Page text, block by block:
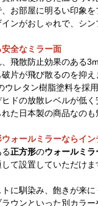
お部屋に明るい印象を
ンがおしゃれで、シン
全なミラー面
飛散防止効果のある
片が飛び散るのを抑え
レタン樹脂塗料を採用
ドの放散レベルが低く
た日本製の商品なのも
ォールミラーならイ
正方形のウォールミラ
て設置していただけ
に馴染み、飽きが来に
ウンといった別カラ